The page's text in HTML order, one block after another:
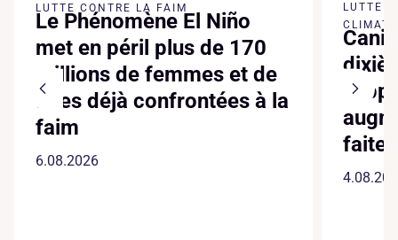
LUTTE CONTRE LA FAIM
Le Phénomène El Niño
met en péril plus de 170
millions de femmes et de
filles déjà confrontées à la
faim
6.08.2026
LUTTE